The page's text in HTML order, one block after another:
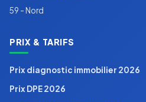
59 - Nord
PRIX & TARIFS
Prix diagnostic immobilier 2026
Prix DPE 2026